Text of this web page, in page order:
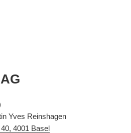
Yves Reinshagen
4001 Basel